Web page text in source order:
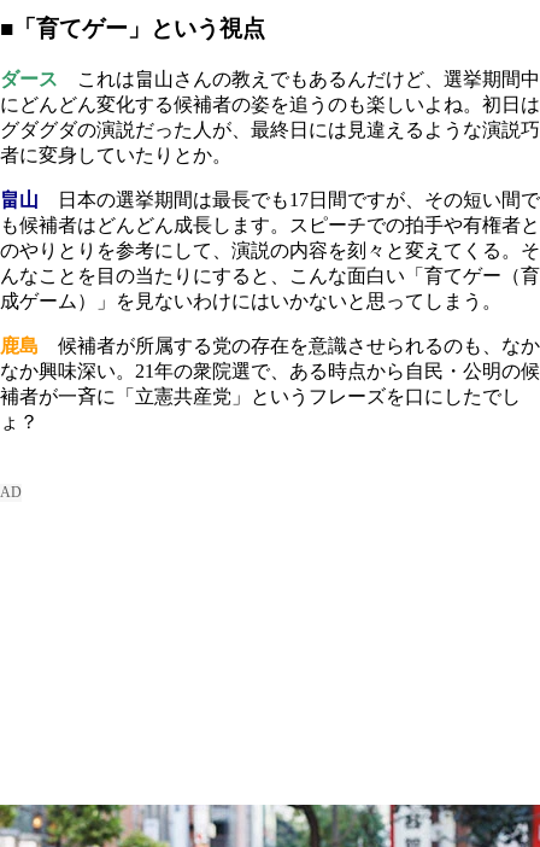
■「育てゲー」という視点
ダース これは畠山さんの教えでもあるんだけど、選挙期間中
にどんどん変化する候補者の姿を追うのも楽しいよね。初日は
グダグダの演説だった人が、最終日には見違えるような演説巧
者に変身していたりとか。
畠山 日本の選挙期間は最長でも17日間ですが、その短い間で
も候補者はどんどん成長します。スピーチでの拍手や有権者と
のやりとりを参考にして、演説の内容を刻々と変えてくる。そ
んなことを目の当たりにすると、こんな面白い「育てゲー（育
成ゲーム）」を見ないわけにはいかないと思ってしまう。
鹿島 候補者が所属する党の存在を意識させられるのも、なか
なか興味深い。21年の衆院選で、ある時点から自民・公明の候
補者が一斉に「立憲共産党」というフレーズを口にしたでし
ょ？